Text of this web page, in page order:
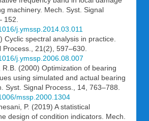
machinery. Mech. Syst. Signal
152.
j.ymssp.2014.03.011
Cyclic spectral analysis in practice.
Process., 21(2), 597–630.
j.ymssp.2006.08.007
(2000) Optimization of bearing
using simulated and actual bearing
Syst. Signal Process., 14, 763–788.
mssp.2000.1304
P. (2019) A statistical
design of condition indicators. Mech.